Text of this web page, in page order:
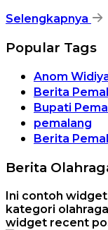
Selengkapnya
Popular Tags
Anom
Berita
Bupati
pemalang
Berita
Berita
Ini contoh
kategori
widget recent